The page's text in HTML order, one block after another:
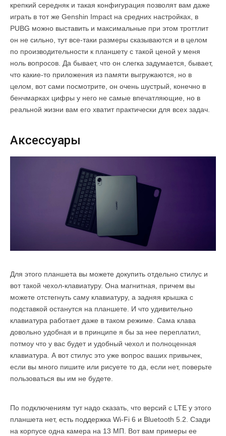
крепкий середняк и такая конфигурация позволят вам даже
играть в тот же Genshin Impact на средних настройках, в
PUBG можно выставить и максимальные при этом троттлит
он не сильно, тут все-таки размеры сказываются и в целом
по производительности к планшету с такой ценой у меня
ноль вопросов. Да бывает, что он слегка задумается, бывает,
что какие-то приложения из памяти выгружаются, но в
целом, вот сами посмотрите, он очень шустрый, конечно в
бенчмарках цифры у него не самые впечатляющие, но в
реальной жизни вам его хватит практически для всех задач.
Аксессуары
Для этого планшета вы можете докупить отдельно стилус и
вот такой чехол-клавиатуру. Она магнитная, причем вы
можете отстегнуть саму клавиатуру, а задняя крышка с
подставкой останутся на планшете. И что удивительно
клавиатура работает даже в таком режиме. Сама клава
довольно удобная и в принципе я бы за нее переплатил,
потмоу что у вас будет и удобный чехол и полноценная
клавиатура. А вот стилус это уже вопрос ваших привычек,
если вы много пишите или рисуете то да, если нет, поверьте
пользоваться вы им не будете.
По подключениям тут надо сказать, что версий с LTE у этого
планшета нет, есть поддержка Wi-Fi 6 и Bluetooth 5.2. Сзади
на корпусе одна камера на 13 МП. Вот вам примеры ее